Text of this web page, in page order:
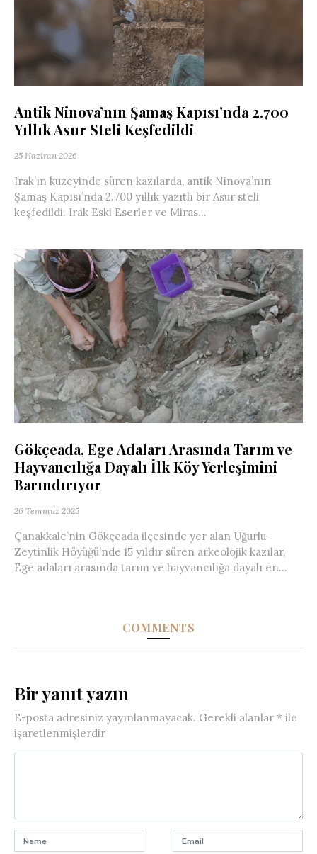
Antik Ninova’nın Şamaş Kapısı’nda 2.700
Yıllık Asur Steli Keşfedildi
25 Haziran 2026
Irak’ın kuzeyinde süren kazılarda, antik Ninova’nın
Şamaş Kapısı’nda 2.700 yıllık yazıtlı bir Asur steli
keşfedildi. Irak Eski Eserler ve Miras...
Gökçeada, Ege Adaları Arasında Tarım ve
Hayvancılığa Dayalı İlk Köy Yerleşimini
Barındırıyor
26 Temmuz 2025
Çanakkale’nin Gökçeada ilçesinde yer alan Uğurlu-
Zeytinlik Höyüğü’nde 15 yıldır süren arkeolojik kazılar,
Ege adaları arasında tarım ve hayvancılığa dayalı en...
COMMENTS
Bir yanıt yazın
E-posta adresiniz yayınlanmayacak. Gerekli alanlar * ile
işaretlenmişlerdir